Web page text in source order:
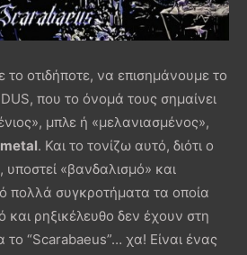
οτιδήποτε, να επισημάνουμε το
που το όνομά τους σημαίνει
μπλε ή «μελανιασμένος»,
metal. Και το τονίζω αυτό, διότι ο
υποστεί «βανδαλισμό» και
πολλά συγκροτήματα τα οποία
και ρηξικέλευθο δεν έχουν στη
το “Scarabaeus”… χα! Είναι ένας